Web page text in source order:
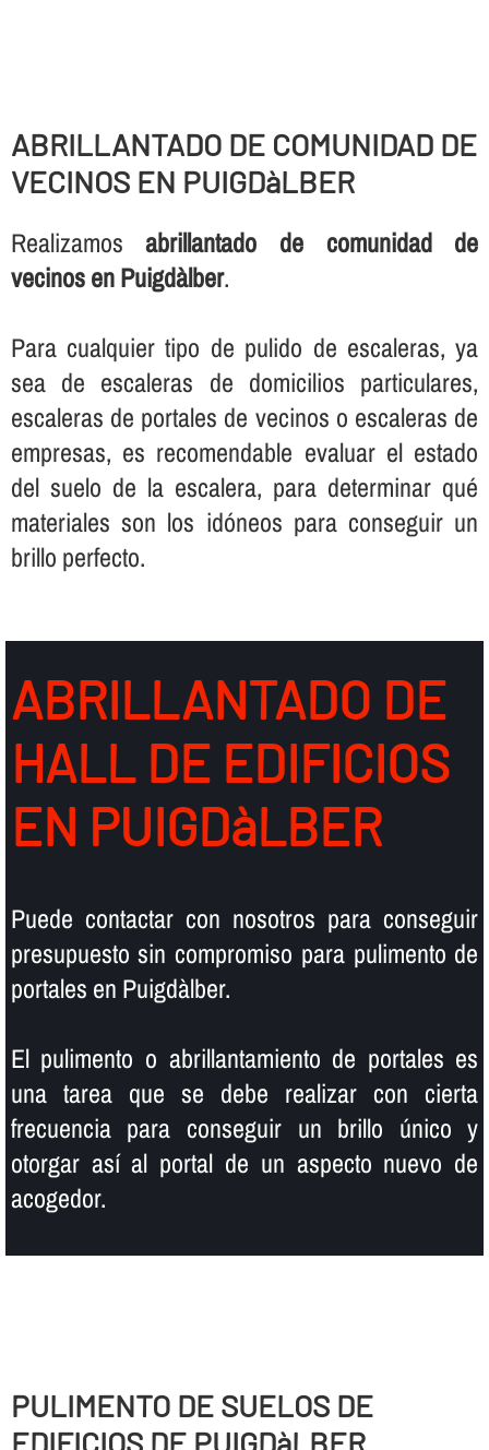
ABRILLANTADO DE COMUNIDAD DE
VECINOS EN PUIGDàLBER
Realizamosabrillantado de comunidad de
vecinos en Puigdàlber.
Para cualquier tipo de pulido de escaleras, ya
sea de escaleras de domicilios particulares,
escaleras de portales de vecinos o escaleras de
empresas, es recomendable evaluar el estado
del suelo de la escalera, para determinar qué
materiales son los idóneos para conseguir un
brillo perfecto.
ABRILLANTADO DE
HALL DE EDIFICIOS
EN PUIGDàLBER
Puede contactar con nosotros para conseguir
presupuesto sin compromiso para pulimento de
portales en Puigdàlber.
El pulimento o abrillantamiento de portales es
una tarea que se debe realizar con cierta
frecuencia para conseguir un brillo único y
otorgar así­ al portal de un aspecto nuevo de
acogedor.
PULIMENTO DE SUELOS DE
EDIFICIOS DE PUIGDàLBER